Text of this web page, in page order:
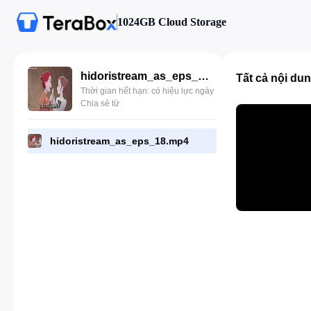
1024GB Cloud Storage
hidoristream_as_eps_18.mp4
Thời gian hết hạn: có hiệu lực ngày
Chia sẻ từ
hidoristream_as_eps_18.mp4
Tất cả nội